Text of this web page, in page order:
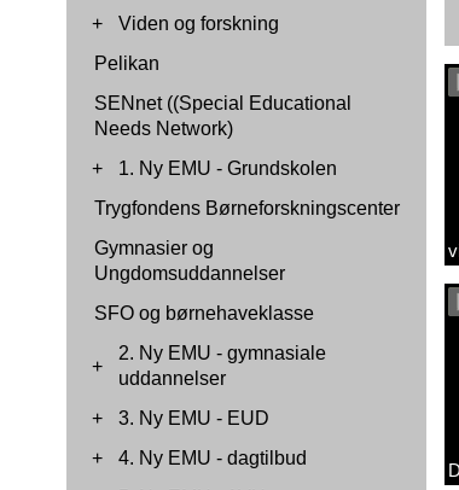
+
Viden og forskning
Pelikan
SENnet ((Special Educational
Needs Network)
+
1. Ny EMU - Grundskolen
Trygfondens Børneforskningscenter
Gymnasier og
Ungdomsuddannelser
SFO og børnehaveklasse
+
2. Ny EMU - gymnasiale
uddannelser
+
3. Ny EMU - EUD
+
4. Ny EMU - dagtilbud